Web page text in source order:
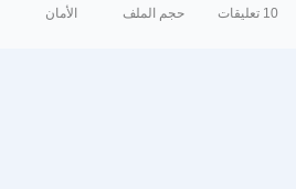
10 تعليقات حجم الملف الأمان